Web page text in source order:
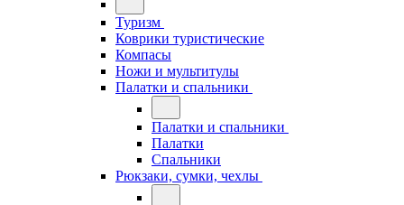
Туризм
Коврики туристические
Компасы
Ножи и мультитулы
Палатки и спальники
Палатки и спальники
Палатки
Спальники
Рюкзаки, сумки, чехлы